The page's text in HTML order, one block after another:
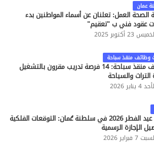
عمان
الصحة العمل: تعلنان عن أسماء المواطنين بدء
عقود فني ب "تعقيم"
23 أكتوبر 2025
وظائف منقذ سباحة
وظائف منقذ سباحة: 14 فرصة تدريب مقرون بالتشغيل
التراث والسياحة
4 يناير 2026
موعد عيد الفطر 2026 في سلطنة عُمان: التوقعات الفلكية
الإجازة الرسمية
7 فبراير 2026